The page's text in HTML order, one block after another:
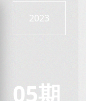
2023
05期